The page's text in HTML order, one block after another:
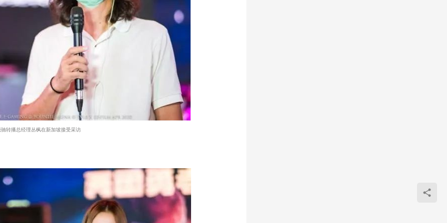
转播总经理丛枫在新加坡接受采访